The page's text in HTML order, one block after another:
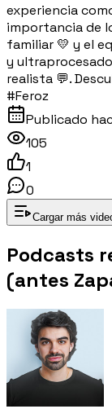
experiencia
importancia de
familiar 💛 y el
y
realista 💬.
#Feroz
Publicado
105
1
0
Cargar más
Podcasts
(antes